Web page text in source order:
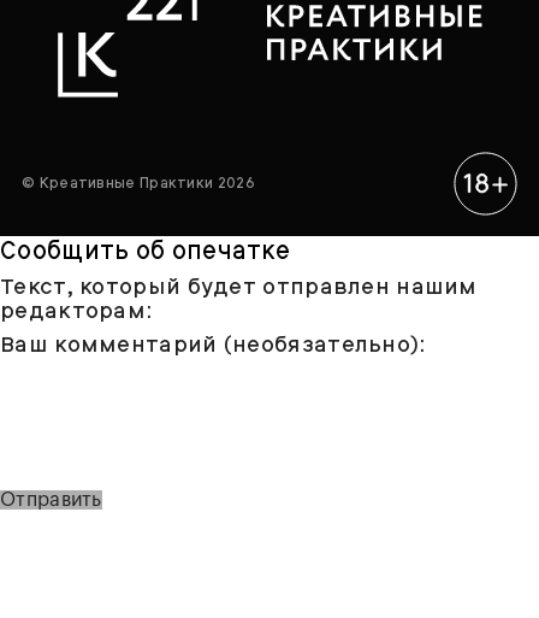
© Креативные Практики 2026
Сообщить об опечатке
Текст, который будет отправлен нашим
редакторам:
Ваш комментарий (необязательно):
Отправить